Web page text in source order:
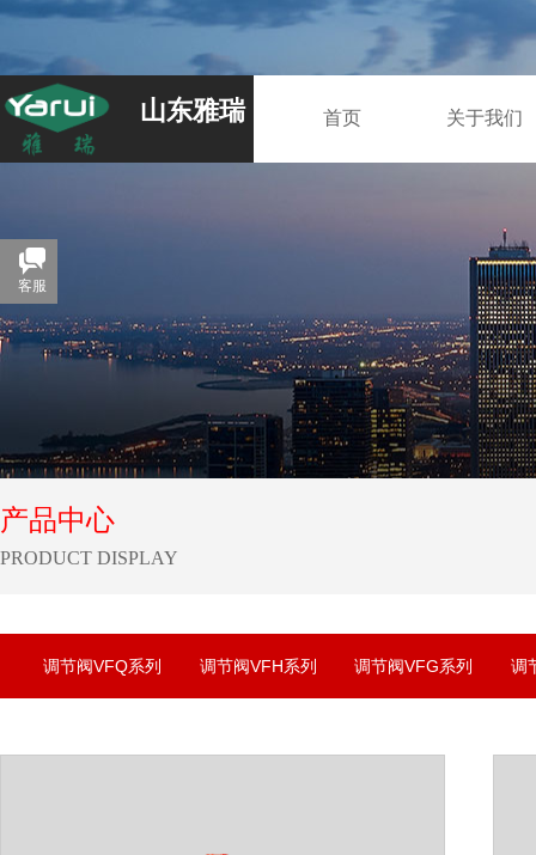
首页 关于我们
山东雅瑞
产品中心
​PRODUCT DISPLAY
调节阀VFQ系列 调节阀VFH系列 调节阀VFG系列 调
客服